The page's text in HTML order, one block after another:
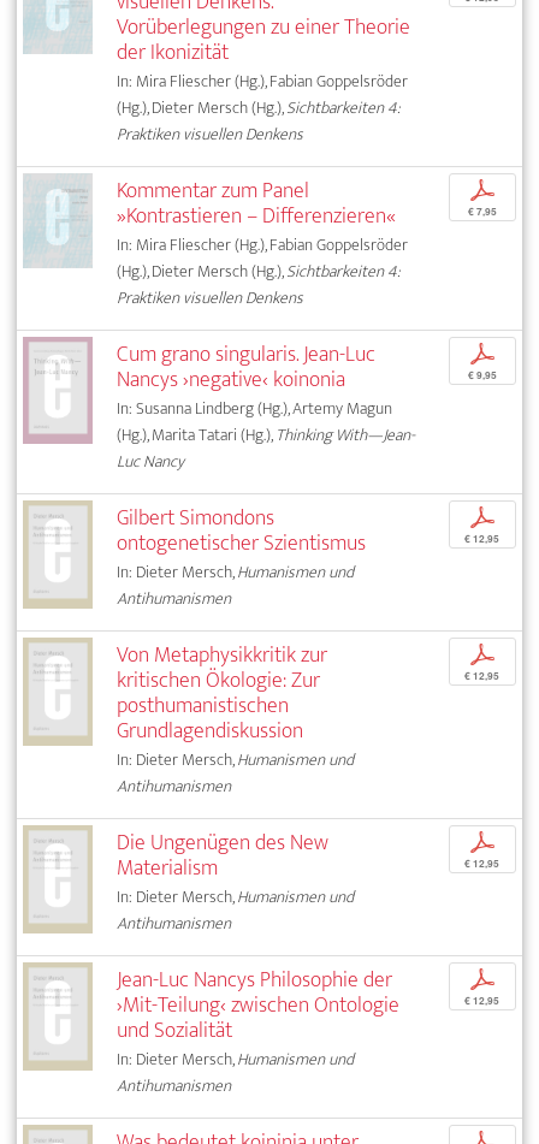
Vorüberlegungen zu einer Theorie
der Ikonizität
In: Mira Fliescher (Hg.), Fabian Goppelsröder
(Hg.), Dieter Mersch (Hg.),Sichtbarkeiten 4:
Praktiken visuellen Denkens
Kommentar zum Panel
»Kontrastieren – Differenzieren«
In: Mira Fliescher (Hg.), Fabian Goppelsröder
(Hg.), Dieter Mersch (Hg.),Sichtbarkeiten 4:
Praktiken visuellen Denkens
p
€ 7,95
Cum grano singularis. Jean-Luc
Nancys ›negative‹ koinonia
In: Susanna Lindberg (Hg.), Artemy Magun
(Hg.), Marita Tatari (Hg.),Thinking With—Jean-
Luc Nancy
p
€ 9,95
Gilbert Simondons
ontogenetischer Szientismus
In: Dieter Mersch,Humanismen und
Antihumanismen
p
€ 12,95
Von Metaphysikkritik zur
kritischen Ökologie: Zur
posthumanistischen
Grundlagendiskussion
In: Dieter Mersch,Humanismen und
Antihumanismen
p
€ 12,95
Die Ungenügen des New
Materialism
In: Dieter Mersch,Humanismen und
Antihumanismen
p
€ 12,95
Jean-Luc Nancys Philosophie der
›Mit-Teilung‹ zwischen Ontologie
und Sozialität
In: Dieter Mersch,Humanismen und
Antihumanismen
p
€ 12,95